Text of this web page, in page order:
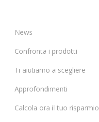
News
Confronta i prodotti
Ti aiutiamo a scegliere
Approfondimenti
Calcola ora il tuo risparmio